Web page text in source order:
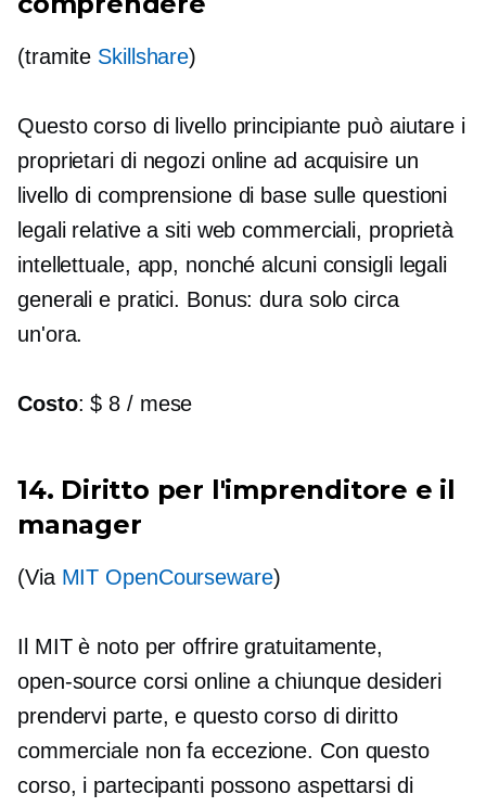
(tramite Skillshare)
Questo corso di livello principiante può aiutare i
proprietari di negozi online ad acquisire un
livello di comprensione di base sulle questioni
legali relative a siti web commerciali, proprietà
intellettuale, app, nonché alcuni consigli legali
generali e pratici. Bonus: dura solo circa
un'ora.
Costo: $ 8 / mese
14. Diritto per l'imprenditore e il
manager
(Via MIT OpenCourseware)
Il MIT è noto per offrire gratuitamente,
open-sourcecorsi online a chiunque desideri
prendervi parte, e questo corso di diritto
commerciale non fa eccezione. Con questo
corso, i partecipanti possono aspettarsi di